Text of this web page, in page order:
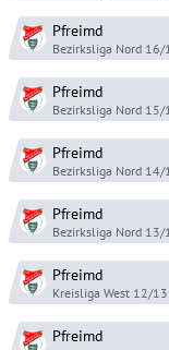
Pfreimd
Bezirksliga Nord 16/
Pfreimd
Bezirksliga Nord 15/
Pfreimd
Bezirksliga Nord 14/
Pfreimd
Bezirksliga Nord 13/
Pfreimd
Kreisliga West 12/13
Pfreimd